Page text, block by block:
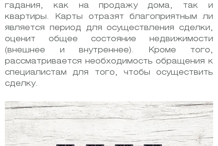
гадания, как на продажу дома, так и
квартиры. Карты отразят благоприятным ли
является период для осуществления сделки,
оценит общее состояние недвижимости
(внешнее и внутреннее). Кроме того,
рассматривается необходимость обращения к
специалистам для того, чтобы осуществить
сделку.